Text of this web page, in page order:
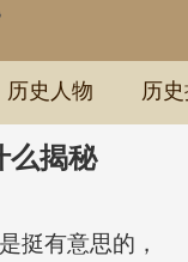
历史人物 历
么揭秘
挺有意思的，